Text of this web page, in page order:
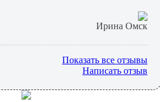
Ирина Омск
Показать все отзывы
Написать отзыв